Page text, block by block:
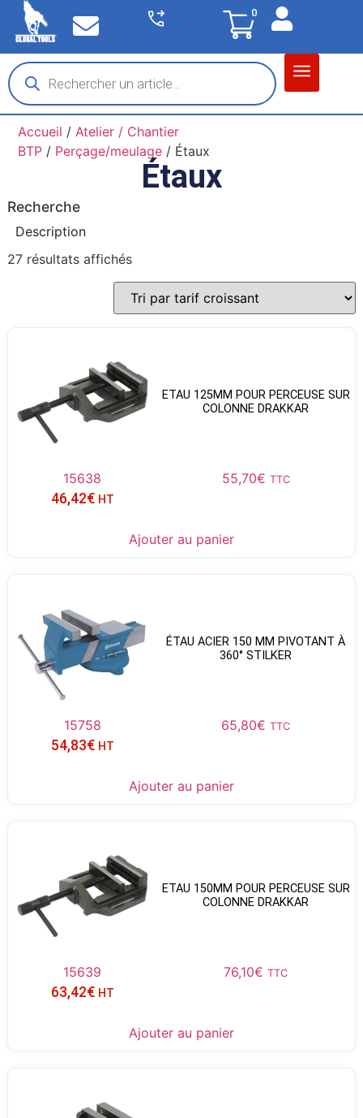
0
Accueil / Atelier / Chantier
BTP / Perçage/meulage / Étaux
Étaux
Recherche
Description
27 résultats affichés
ETAU 125MM POUR PERCEUSE SUR
COLONNE DRAKKAR
15638 55,70€ TTC
46,42€ HT
Ajouter au panier
ÉTAU ACIER 150 MM PIVOTANT À
360° STILKER
15758 65,80€ TTC
54,83€ HT
Ajouter au panier
ETAU 150MM POUR PERCEUSE SUR
COLONNE DRAKKAR
15639 76,10€ TTC
63,42€ HT
Ajouter au panier